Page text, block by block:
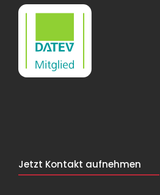
Jetzt Kontakt aufnehmen